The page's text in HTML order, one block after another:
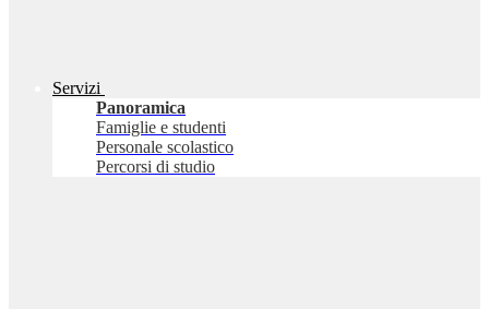
Servizi
Panoramica
Famiglie e studenti
Personale scolastico
Percorsi di studio